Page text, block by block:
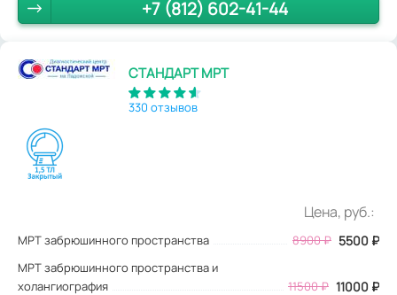
+7 (812) 602-41-44
СТАНДАРТ МРТ
330 отзывов
Цена, руб.:
МРТ забрюшинного пространства 8900₽ 5500 ₽
МРТ забрюшинного пространства и
холангиография
11500 ₽ 11000 ₽